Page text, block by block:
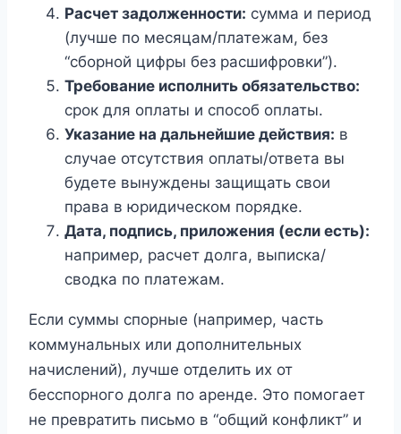
Расчет задолженности: сумма и период
(лучше по месяцам/платежам, без
“сборной цифры без расшифровки”).
Требование исполнить обязательство:
срок для оплаты и способ оплаты.
Указание на дальнейшие действия: в
случае отсутствия оплаты/ответа вы
будете вынуждены защищать свои
права в юридическом порядке.
Дата, подпись, приложения (если есть):
например, расчет долга, выписка/
сводка по платежам.
Если суммы спорные (например, часть
коммунальных или дополнительных
начислений), лучше отделить их от
бесспорного долга по аренде. Это помогает
не превратить письмо в “общий конфликт” и